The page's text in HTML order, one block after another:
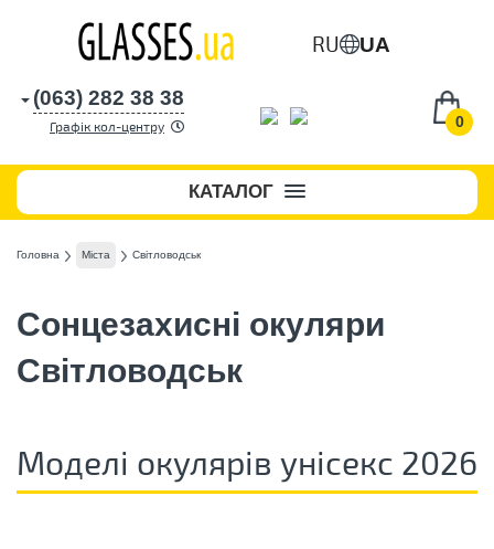
RU UA
0
(063) 282 38 38
Графік кол-центру
КАТАЛОГ
Головна Міста Світловодськ
Сонцезахисні окуляри
Світловодськ
Моделі окулярів унісекс 2026